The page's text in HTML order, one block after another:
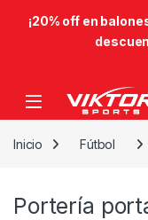
​¡20% off en
Skip to navigation
Skip to content
Inicio Fútbol
Portería